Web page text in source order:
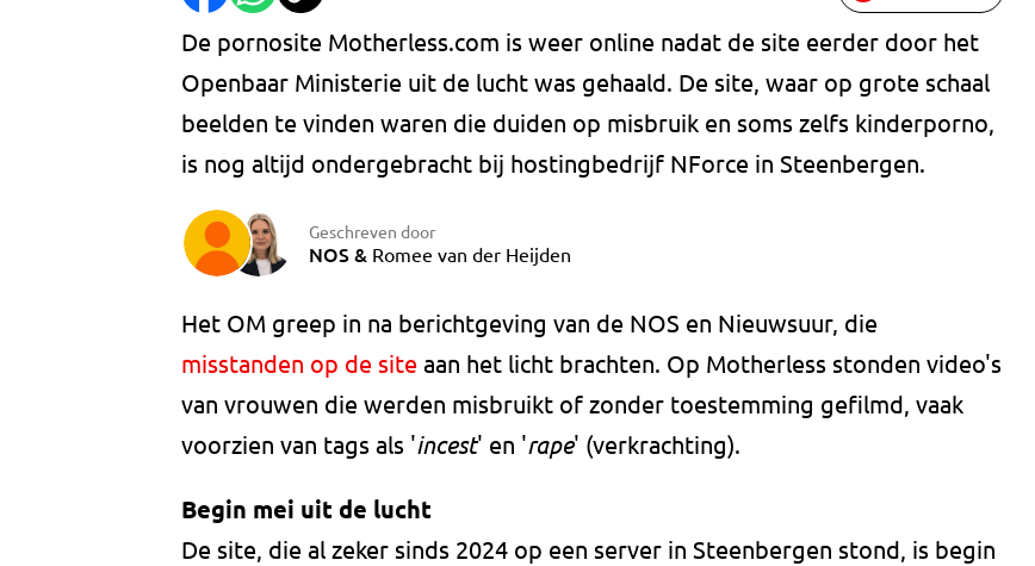
De pornosite Motherless.com is weer online nadat de site eerder door het
Openbaar Ministerie uit de lucht was gehaald. De site, waar op grote schaal
beelden te vinden waren die duiden op misbruik en soms zelfs kinderporno,
is nog altijd ondergebracht bij hostingbedrijf NForce in Steenbergen.
Geschreven door
NOS& Romee van der Heijden
Het OM greep in na berichtgeving van de NOS en Nieuwsuur, die
misstanden op de site aan het licht brachten. Op Motherless stonden video's
van vrouwen die werden misbruikt of zonder toestemming gefilmd, vaak
voorzien van tags als 'incest' en 'rape' (verkrachting).
Begin mei uit de lucht
De site, die al zeker sinds 2024 op een server in Steenbergen stond, is begin